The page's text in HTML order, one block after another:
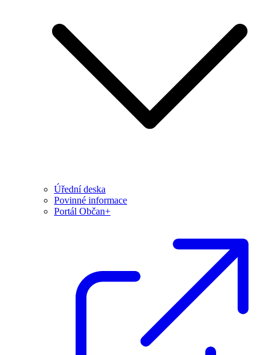
Úřední deska
Povinné informace
Portál Občan+